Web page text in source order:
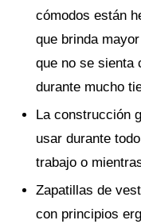
cómodos están
que brinda
que no se sienta
durante mucho
La construcción
usar durante
trabajo o
Zapatillas de
con principios